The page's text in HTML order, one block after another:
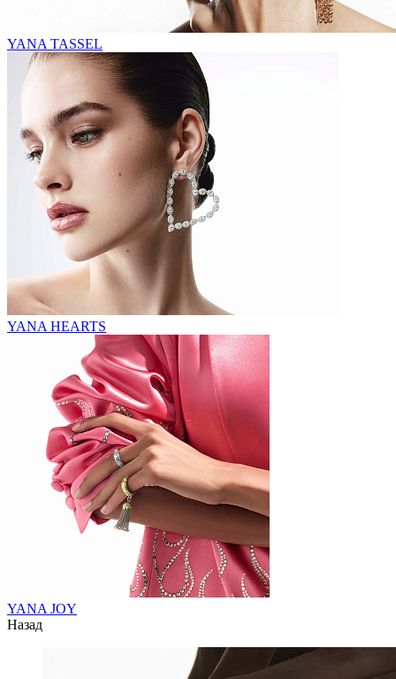
YANA TASSEL
YANA HEARTS
YANA JOY
Назад